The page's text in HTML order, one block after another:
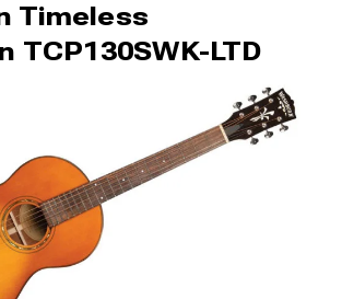
Timeless
TCP130SWK-LTD